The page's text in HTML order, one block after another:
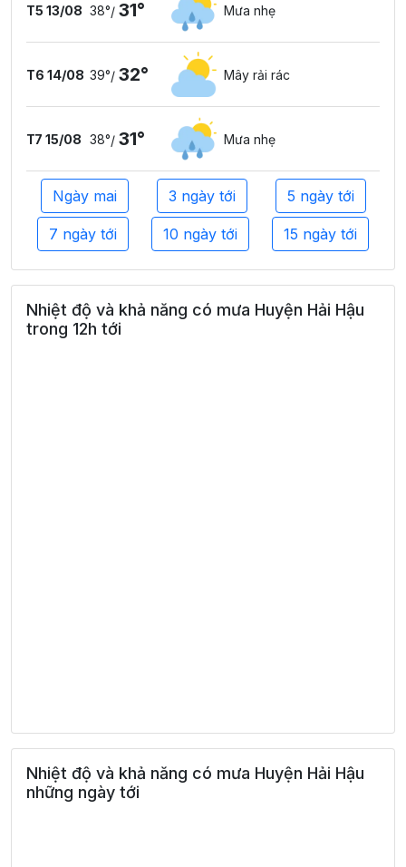
T5 13/08 38°/ 31° Mưa nhẹ
T6 14/08 39°/ 32° Mây rải rác
T7 15/08 38°/ 31° Mưa nhẹ
Ngày mai 3 ngày tới 5 ngày tới
7 ngày tới 10 ngày tới 15 ngày tới
Nhiệt độ và khả năng có mưa Huyện Hải Hậu
trong 12h tới
Nhiệt độ và khả năng có mưa Huyện Hải Hậu
những ngày tới